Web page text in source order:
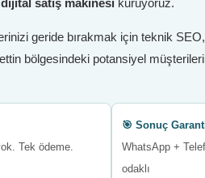
satış makinesi kuruyoruz.
geride bırakmak için teknik
bölgesindeki potansiyel
Tek ödeme.
🎯 Sonuç
WhatsApp +
odaklı